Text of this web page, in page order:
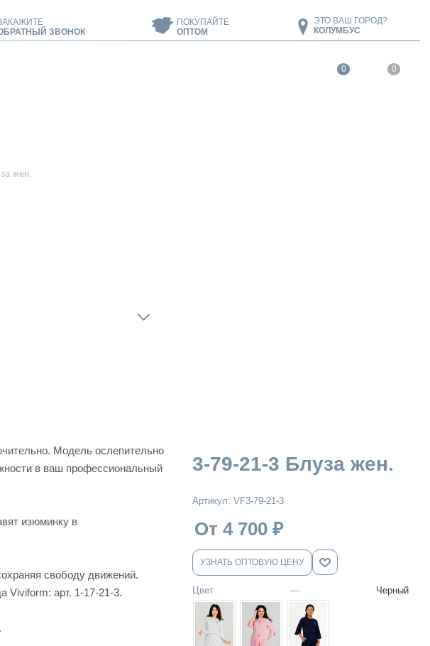
ЗВОНОК
ПОКУПАЙТЕ
ОПТОМ
ЭТО ВАШ ГОРОД?
КОЛУМБУС
0 0
жен.
Модель ослепительно
в ваш профессиональный
изюминку в
свободу движений.
Viviform: арт. 1-17-21-3.
3-79-21-3 Блуза жен.
Артикул: VF3-79-21-3
От 4 700 ₽
УЗНАТЬ ОПТОВУЮ ЦЕНУ
Цвет — Черный